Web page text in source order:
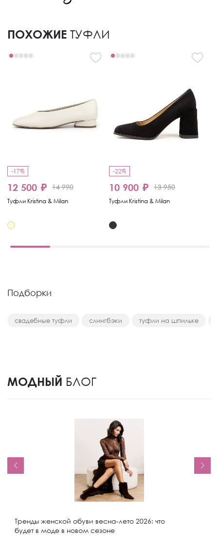
ПОХОЖИЕ ТУФЛИ
-17%
12 500 ₽ 14 990
Туфли Kristina & Milan
-22%
10 900 ₽ 13 950
Туфли Kristina & Milan
Подборки
свадебные туфли слингбэки туфли на шпильке
МОДНЫЙ БЛОГ
Тренды женской обуви весна-лето 2026: что
будет в моде в новом сезоне